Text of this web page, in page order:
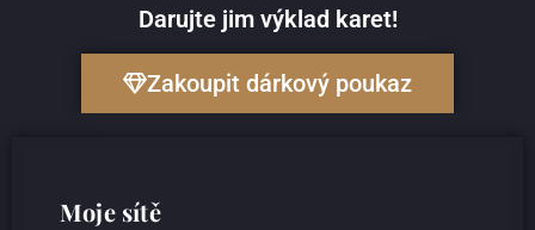
Darujte jim výklad karet!
Zakoupit dárkový poukaz
Moje sítě